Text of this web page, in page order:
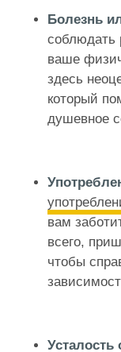
Болезнь
соблюдать
ваше
здесь
который
душевное
вам
всего,
чтобы
Усталость